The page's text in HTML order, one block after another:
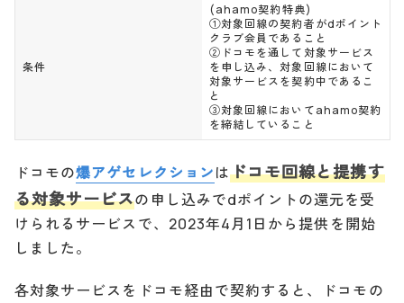
条件
(ahamo契約特典)
①対象回線の契約者がdポイント
クラブ会員であること
②ドコモを通して対象サービス
を申し込み、対象回線において
対象サービスを契約中であるこ
と
③対象回線においてahamo契約
を締結していること
ドコモの爆アゲセレクションはドコモ回線と提携す
る対象サービスの申し込みでdポイントの還元を受
けられるサービスで、2023年4月1日から提供を開始
しました。
各対象サービスをドコモ経由で契約すると、ドコモの